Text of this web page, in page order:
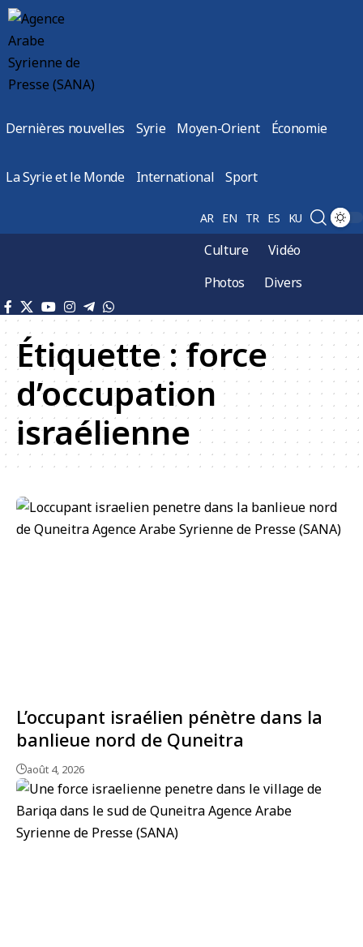
Dernières nouvelles Syrie Moyen-Orient Économie
La Syrie et le Monde International Sport
AR EN TR ES KU
Culture
Vidéo
Photos
Divers
Étiquette : force
d’occupation
israélienne
L’occupant israélien pénètre dans la
banlieue nord de Quneitra
août 4, 2026